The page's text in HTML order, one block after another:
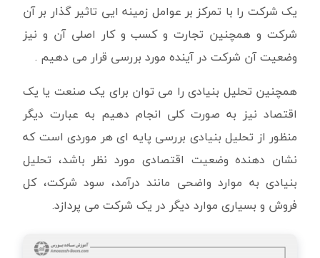
یک شرکت را با تمرکز بر عوامل زمینه ایی تاثیر گذار بر آن
شرکت و همچنین تجارت و کسب و کار اصلی آن و نیز
وضعیت آن شرکت در آینده مورد بررسی قرار می دهیم .
همچنین تحلیل بنیادی را می توان برای یک صنعت یا یک
اقتصاد نیز به صورت کلی انجام دهیم به عبارت دیگر
منظور از تحلیل بنیادی بررسی پایه ای هر موردی است که
نشان دهنده وضعیت اقتصادی مورد نظر باشد، تحلیل
بنیادی به موارد واضحی مانند درآمد، سود شرکت، کل
فروش و بسیاری موارد دیگر در یک شرکت می پردازد.